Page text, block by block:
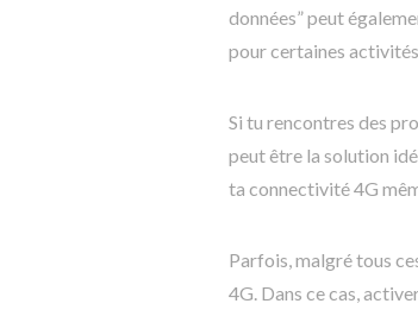
données” peut
pour certaines
Si tu rencontres des
peut être la solution
ta connectivité 4G
Parfois, malgré tous
4G. Dans ce cas,